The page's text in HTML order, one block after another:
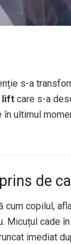
s-a
lift care s-a
ultimul
de
cum copilul,
Micuțul cade
imediat